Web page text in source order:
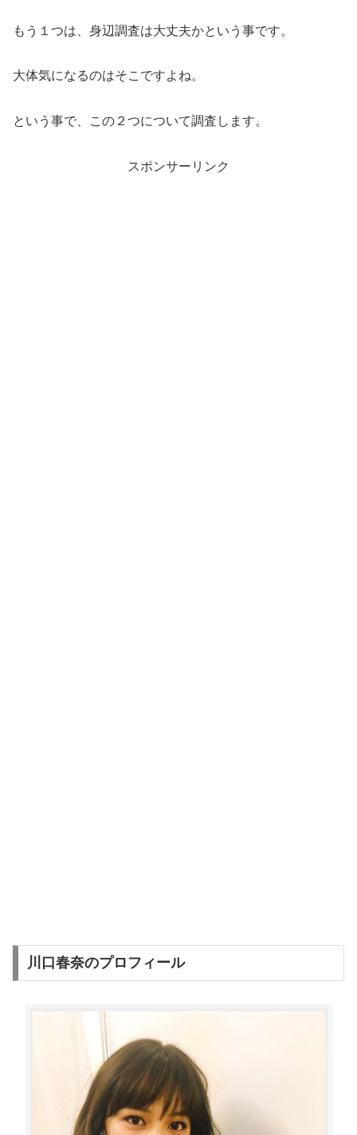
もう１つは、身辺調査は大丈夫かという事です。
大体気になるのはそこですよね。
という事で、この２つについて調査します。
スポンサーリンク
川口春奈のプロフィール